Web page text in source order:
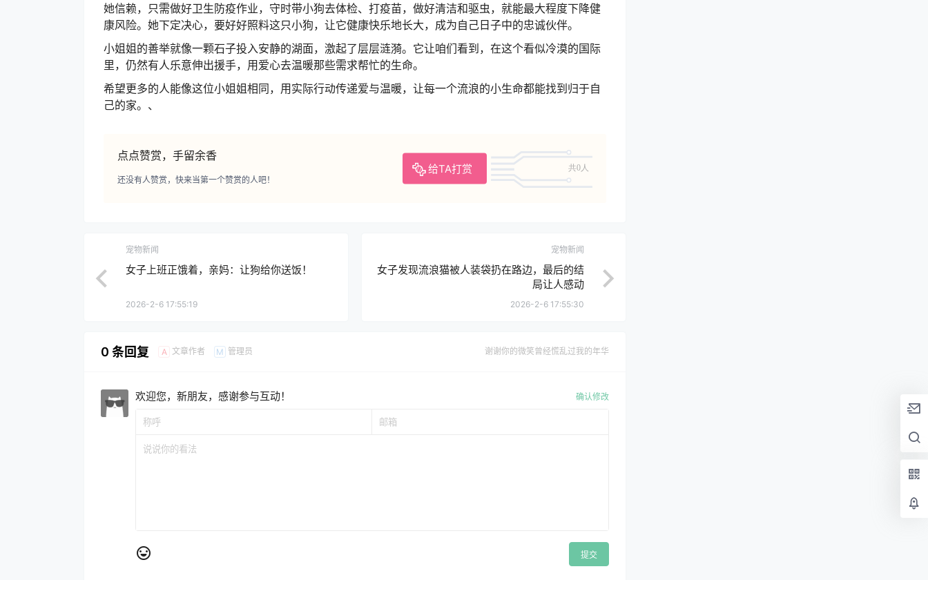
她信赖，只需做好卫生防疫作业，守时带小狗去体检、打疫苗，做好清洁和驱虫，就能最大程度下降健
康风险。 她下定决心，要好好照料这只小狗，让它健康快乐地长大，成为自己日子中的忠诚伙伴。
小姐姐的善举就像一颗石子投入安静的湖面，激起了层层涟漪。 它让咱们看到，在这个看似冷漠的国际
里，仍然有人乐意伸出援手，用爱心去温暖那些需求帮忙的生命。
希望更多的人能像这位小姐姐相同，用实际行动传递爱与温暖，让每一个流浪的小生命都能找到归于自
己的家。、
点点赞赏，手留余香
给TA打赏 共0人
还没有人赞赏，快来当第一个赞赏的人吧！
宠物新闻
女子上班正饿着，亲妈：让狗给你送饭！
2026-2-6 17:55:19
宠物新闻
女子发现流浪猫被人装袋扔在路边，最后的结
局让人感动
2026-2-6 17:55:30
0 条回复 A 文章作者 M 管理员 谢谢你的微笑曾经慌乱过我的年华
欢迎您，新朋友，感谢参与互动！ 确认修改
提交